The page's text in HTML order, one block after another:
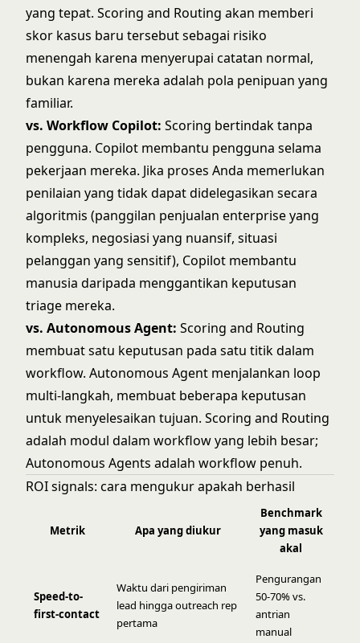
yang tepat. Scoring and Routing akan memberi
skor kasus baru tersebut sebagai risiko
menengah karena menyerupai catatan normal,
bukan karena mereka adalah pola penipuan yang
familiar.
vs. Workflow Copilot: Scoring bertindak tanpa
pengguna. Copilot membantu pengguna selama
pekerjaan mereka. Jika proses Anda memerlukan
penilaian yang tidak dapat didelegasikan secara
algoritmis (panggilan penjualan enterprise yang
kompleks, negosiasi yang nuansif, situasi
pelanggan yang sensitif), Copilot membantu
manusia daripada menggantikan keputusan
triage mereka.
vs. Autonomous Agent: Scoring and Routing
membuat satu keputusan pada satu titik dalam
workflow. Autonomous Agent menjalankan loop
multi-langkah, membuat beberapa keputusan
untuk menyelesaikan tujuan. Scoring and Routing
adalah modul dalam workflow yang lebih besar;
Autonomous Agents adalah workflow penuh.
ROI signals: cara mengukur apakah berhasil
Metrik Apa yang diukur
Benchmark
yang masuk
akal
Speed-to-
first-contact
Waktu dari pengiriman
lead hingga outreach rep
pertama
Pengurangan
50-70% vs.
antrian
manual